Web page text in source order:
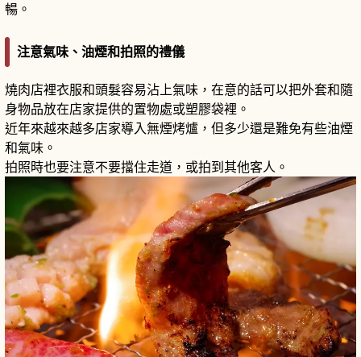
暢。
注意氣味、油煙和拍照的禮儀
燒肉店裡衣服和頭髮容易沾上氣味，在意的話可以把外套和隨
身物品放在店家提供的置物處或塑膠袋裡。
近年來越來越多店家導入無煙烤爐，但多少還是難免有些油煙
和氣味。
拍照時也要注意不要擋住走道，或拍到其他客人。